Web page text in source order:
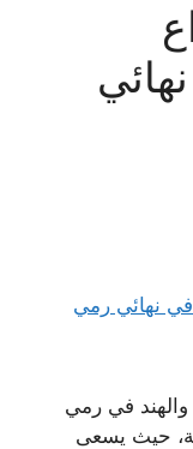
في رمي
حيث يسعى